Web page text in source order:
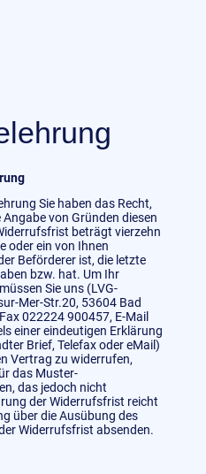
Sie haben das Recht,
von Gründen diesen
beträgt vierzehn
oder ein von Ihnen
Beförderer ist, die letzte
bzw. hat. Um Ihr
Sie uns (LVG-
Mer-Str.20, 53604 Bad
022224 900457, E-Mail
einer eindeutigen Erklärung
Brief, Telefax oder eMail)
Vertrag zu widerrufen,
das Muster-
das jedoch nicht
der Widerrufsfrist reicht
über die Ausübung des
Widerrufsfrist absenden.